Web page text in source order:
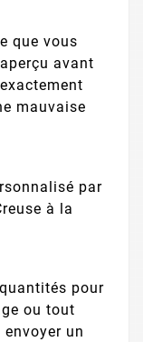
que vous
avant
mauvaise
par
à la
pour
ou tout
un